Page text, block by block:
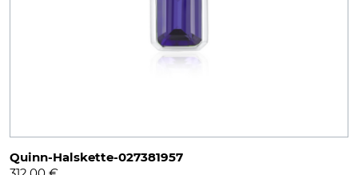
Quinn-Halskette-027381957